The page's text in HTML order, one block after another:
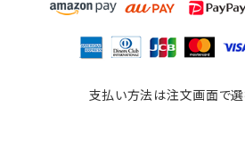
支払い方法は注文画面で選